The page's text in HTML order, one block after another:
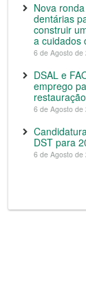
Nova
dentárias
construir
a cuidados
6 de Agosto de
DSAL e
emprego
6 de Agosto de
DST para
6 de Agosto de